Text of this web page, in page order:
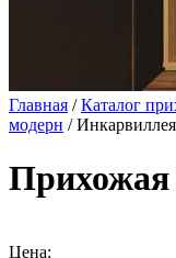
Главная /Каталог
модерн / Инкарвиллея
Цена: